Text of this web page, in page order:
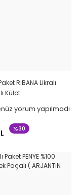
RİBANA Likralı
Külot
yorum yapılmadı
%30